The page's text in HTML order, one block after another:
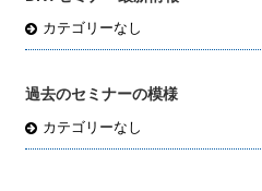
カテゴリーなし
過去のセミナーの模様
カテゴリーなし